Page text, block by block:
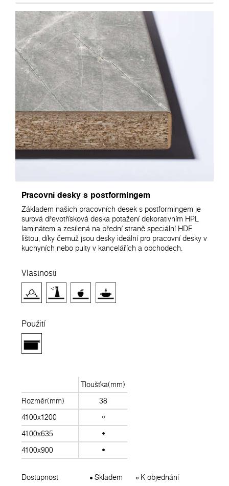
Pracovní desky s postformingem
Základem našich pracovních desek s postformingem je
surová dřevotřísková deska potažení dekorativním HPL
laminátem a zesílená na přední straně speciální HDF
lištou, díky čemuž jsou desky ideální pro pracovní desky v
kuchyních nebo pulty v kancelářích a obchodech.
Vlastnosti
Použití
Tloušťka(mm)
Rozměr(mm)
38
4100x1200
4100x635
4100x900
Dostupnost Skladem K objednání